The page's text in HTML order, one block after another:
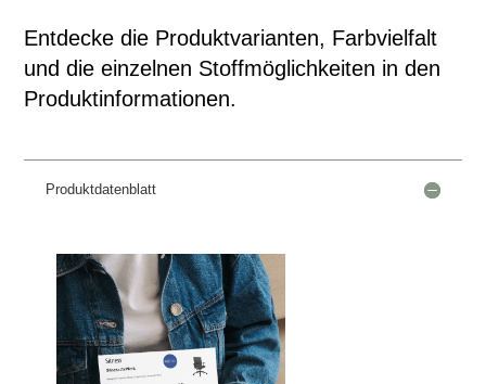
Entdecke die Produktvarianten, Farbvielfalt
und die einzelnen Stoffmöglichkeiten in den
Produktinformationen.
Produktdatenblatt